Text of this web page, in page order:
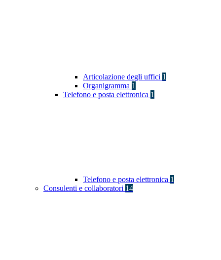
Articolazione degli uffici 1
Organigramma 1
Telefono e posta elettronica 1
Telefono e posta elettronica 1
Consulenti e collaboratori 14